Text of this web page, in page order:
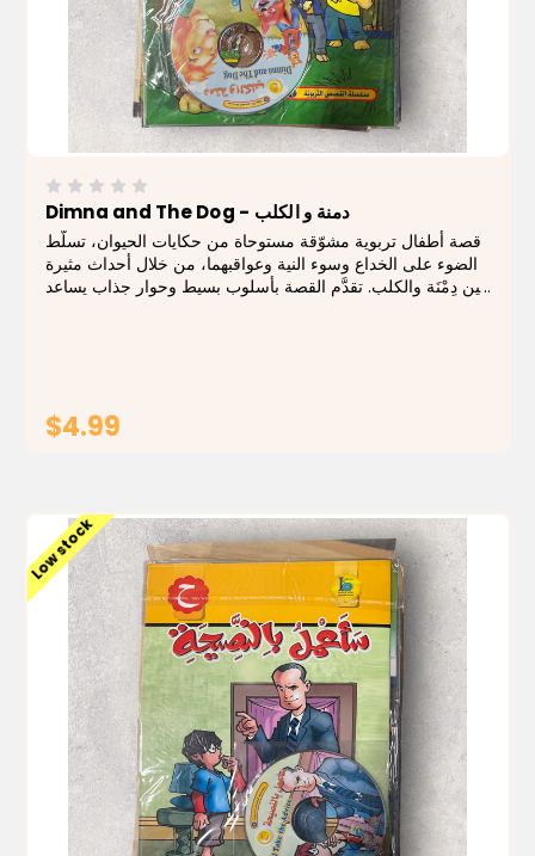
Dimna and The Dog - دمنة و الكلب
قصة أطفال تربوية مشوّقة مستوحاة من حكايات الحيوان، تسلّط
الضوء على الخداع وسوء النية وعواقبهما، من خلال أحداث مثيرة
بين دِمْنَة والكلب. تقدَّم القصة بأسلوب بسيط وحوار جذاب يساعد
$4.99
Low stock